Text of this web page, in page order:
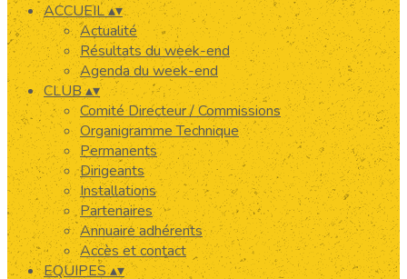
ACCUEIL▴▾
Actualité
Résultats du week-end
Agenda du week-end
CLUB▴▾
Comité Directeur / Commissions
Organigramme Technique
Permanents
Dirigeants
Installations
Partenaires
Annuaire adhérents
Accès et contact
EQUIPES▴▾